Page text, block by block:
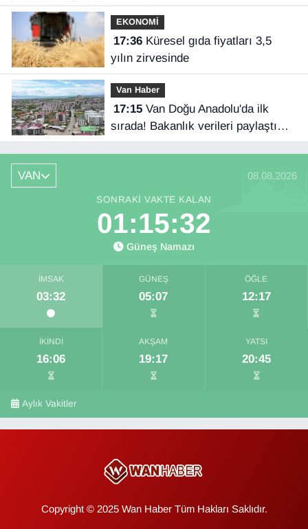
EKONOMİ
17:36Küresel gıda fiyatları 3,5
yılın zirvesinde
Van Haber
17:15Van Doğu Anadolu'da ilk
sırada! Bakanlık verileri paylaştı…
VAN 08.08.2026
SONRAKI VAKTE KALAN
01:15:31
Güneş Namazı
İMSAK
03:32
GÜNEŞ
05:07
ÖĞLE
12:17
İKINDI
16:06
AKŞAM
19:17
YATSI
20:45
Aylık Vakitler
Copyright © 2025 Wan Haber Tüm Hakları Saklıdır.